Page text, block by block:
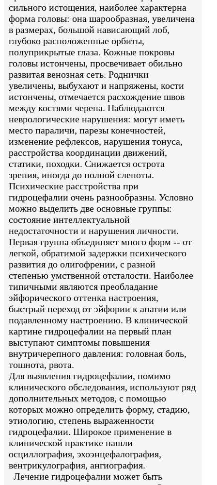
сильного истощения, наиболее характерна
форма головы: она шарообразная, увеличена
в размерах, большой нависающий лоб,
глубоко расположенные орбиты,
полуприкрытые глаза. Кожные покровы
головы истончены, просвечивает обильно
развитая венозная сеть. Роднички
увеличены, выбухают и напряжены, кости
истончены, отмечается расхождение швов
между костями черепа. Наблюдаются
неврологические нарушения: могут иметь
место параличи, парезы конечностей,
изменение рефлексов, нарушения тонуса,
расстройства координации движений,
статики, походки. Снижается острота
зрения, иногда до полной слепоты.
Психические расстройства при
гидроцефалии очень разнообразны. Условно
можно выделить две основные группы:
состояние интеллектуальной
недостаточности и нарушения личности.
Первая группа объединяет много форм -- от
легкой, обратимой задержки психического
развития до олигофрении, с разной
степенью умственной отсталости. Наиболее
типичными являются преобладание
эйфорического оттенка настроения,
быстрый переход от эйфории к апатии или
подавленному настроению. В клинической
картине гидроцефалии на первый план
выступают симптомы повышения
внутричерепного давления: головная боль,
тошнота, рвота.
Для выявления гидроцефалии, помимо
клинического обследования, используют ряд
дополнительных методов, с помощью
которых можно определить форму, стадию,
этиологию, степень выраженности
гидроцефалии. Широкое применение в
клинической практике нашли
осциллография, эхоэнцефалография,
вентрикулография, ангиография.
Лечение гидроцефалии может быть